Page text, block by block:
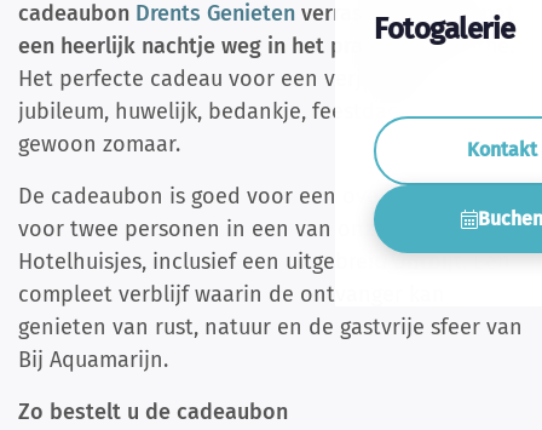
Fotogalerie
Kontakt
cadeaubon Drents Genieten verrast u iemand met
een heerlijk nachtje weg in het prachtige Drenthe.
Het perfecte cadeau voor een verjaardag,
jubileum, huwelijk, bedankje, feestdagen of
gewoon zomaar.
De cadeaubon is goed voor een overnachting
voor twee personen in een van onze sfeervolle
Hotelhuisjes, inclusief een uitgebreid ontbijt. Een
compleet verblijf waarin de ontvanger kan
genieten van rust, natuur en de gastvrije sfeer van
Bij Aquamarijn.
Zo bestelt u de cadeaubon